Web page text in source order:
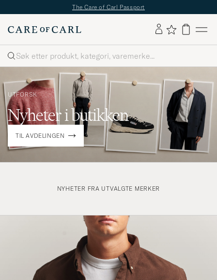
The Care of Carl Passport
Søk
Nyheter i butikken
UTFORSK
TIL AVDELINGEN
NYHETER FRA UTVALGTE MERKER